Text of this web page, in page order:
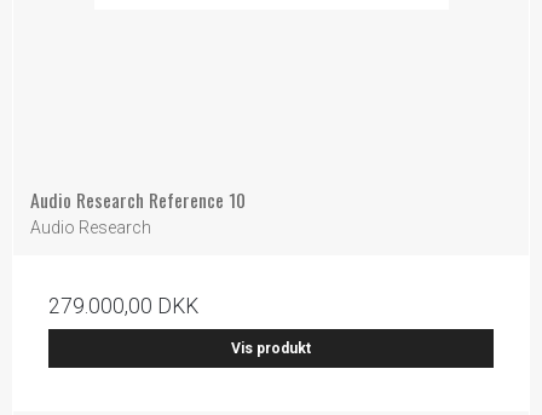
Audio Research Reference 10
Audio Research
279.000,00 DKK
Vis produkt